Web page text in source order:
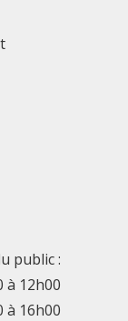
public :
à 12h00
16h00